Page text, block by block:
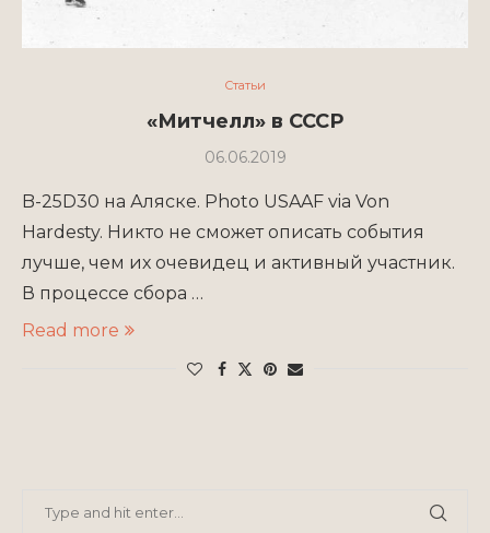
Статьи
«Митчелл» в СССР
06.06.2019
B-25D30 на Аляске. Photo USAAF via Von
Hardesty. Никто не сможет описать события
лучше, чем их очевидец и активный участник.
В процессе сбора …
Read more